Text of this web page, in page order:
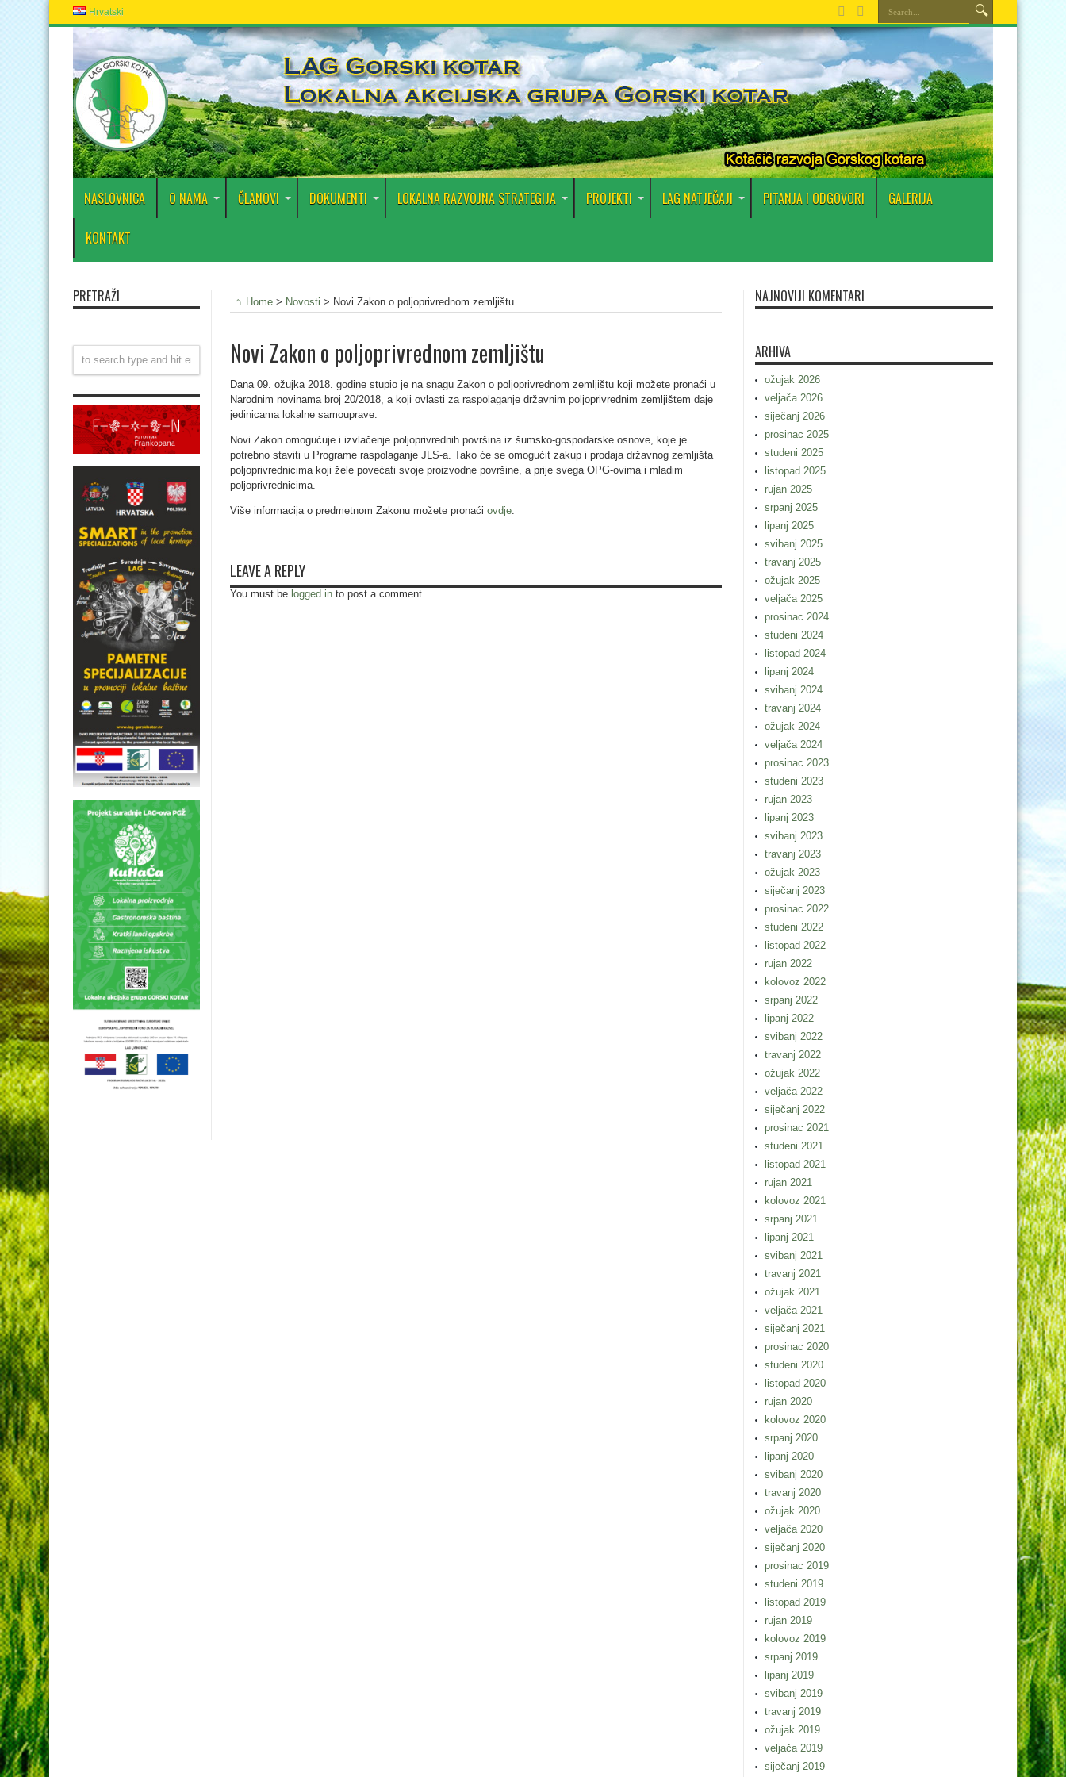
Hrvatski
NASLOVNICA O NAMA ČLANOVI DOKUMENTI LOKALNA RAZVOJNA STRATEGIJA PROJEKTI LAG NATJEČAJI PITANJA I ODGOVORI GALERIJA
KONTAKT
Home > Novosti > Novi Zakon o poljoprivrednom zemljištu
Novi Zakon o poljoprivrednom zemljištu
Dana 09. ožujka 2018. godine stupio je na snagu Zakon o poljoprivrednom zemljištu koji možete pronaći u
Narodnim novinama broj 20/2018, a koji ovlasti za raspolaganje državnim poljoprivrednim zemljištem daje
jedinicama lokalne samouprave.
Novi Zakon omogućuje i izvlačenje poljoprivrednih površina iz šumsko-gospodarske osnove, koje je
potrebno staviti u Programe raspolaganje JLS-a. Tako će se omogućit zakup i prodaja državnog zemljišta
poljoprivrednicima koji žele povećati svoje proizvodne površine, a prije svega OPG-ovima i mladim
poljoprivrednicima.
Više informacija o predmetnom Zakonu možete pronaći ovdje.
LEAVE A REPLY
You must be logged in to post a comment.
PRETRAŽI NAJNOVIJI KOMENTARI
ARHIVA
ožujak 2026
veljača 2026
siječanj 2026
prosinac 2025
studeni 2025
listopad 2025
rujan 2025
srpanj 2025
lipanj 2025
svibanj 2025
travanj 2025
ožujak 2025
veljača 2025
prosinac 2024
studeni 2024
listopad 2024
lipanj 2024
svibanj 2024
travanj 2024
ožujak 2024
veljača 2024
prosinac 2023
studeni 2023
rujan 2023
lipanj 2023
svibanj 2023
travanj 2023
ožujak 2023
siječanj 2023
prosinac 2022
studeni 2022
listopad 2022
rujan 2022
kolovoz 2022
srpanj 2022
lipanj 2022
svibanj 2022
travanj 2022
ožujak 2022
veljača 2022
siječanj 2022
prosinac 2021
studeni 2021
listopad 2021
rujan 2021
kolovoz 2021
srpanj 2021
lipanj 2021
svibanj 2021
travanj 2021
ožujak 2021
veljača 2021
siječanj 2021
prosinac 2020
studeni 2020
listopad 2020
rujan 2020
kolovoz 2020
srpanj 2020
lipanj 2020
svibanj 2020
travanj 2020
ožujak 2020
veljača 2020
siječanj 2020
prosinac 2019
studeni 2019
listopad 2019
rujan 2019
kolovoz 2019
srpanj 2019
lipanj 2019
svibanj 2019
travanj 2019
ožujak 2019
veljača 2019
siječanj 2019